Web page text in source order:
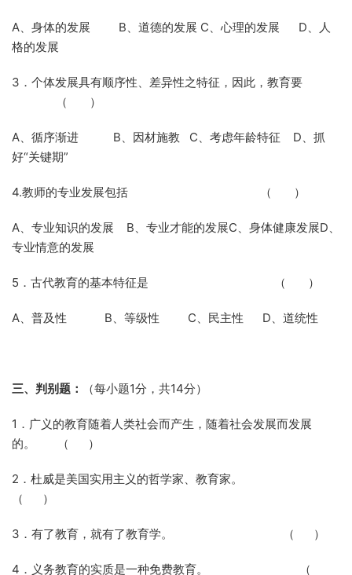
A、身体的发展 B、道德的发展 C、心理的发展 D、人
格的发展
3．个体发展具有顺序性、差异性之特征，因此，教育要
（
）
A、循序渐进 B、因材施教 C、考虑年龄特征 D、抓
好“关键期”
4.教师的专业发展包括 （ ）
A、专业知识的发展 B、专业才能的发展C、身体健康发展D、
专业情意的发展
5．古代教育的基本特征是 （ ）
A、普及性 B、等级性 C、民主性 D、道统性
三、判别题： （每小题1分，共14分）
1．广义的教育随着人类社会而产生，随着社会发展而发展
的。
（ ）
2．杜威是美国实用主义的哲学家、教育家。
（
）
3．有了教育，就有了教育学。 （ ）
4．义务教育的实质是一种免费教育。 （